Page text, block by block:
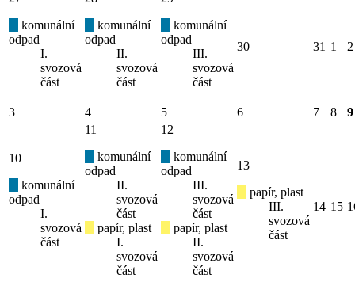
komunální
odpad
I.
svozová
část
komunální
odpad
II.
svozová
část
komunální
odpad
III.
svozová
část
30 31 1 2
3 4 5 6 7 8 9
10
komunální
odpad
I.
svozová
část
11
komunální
odpad
II.
svozová
část
papír, plast
I.
svozová
část
12
komunální
odpad
III.
svozová
část
papír, plast
II.
svozová
část
13
papír, plast
III.
svozová
část
14 15